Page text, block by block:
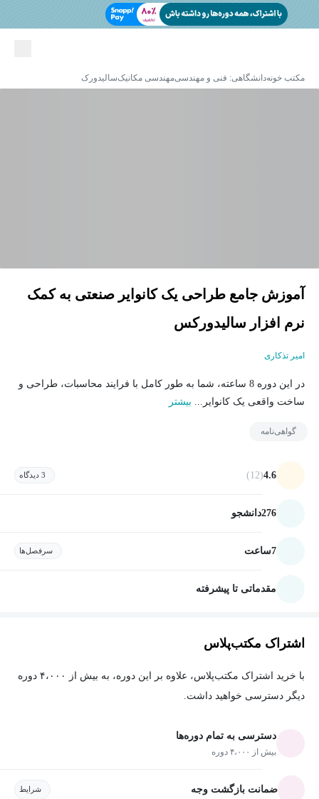
مکتب خونهدانشگاهی: فنی و مهندسیمهندسی مکانیکسالیدورک
آموزش جامع طراحی یک کانوایر صنعتی به کمک
نرم افزار سالیدورکس
امیر تذکاری
در این دوره 8 ساعته، شما به طور کامل با فرایند محاسبات، طراحی و
ساخت واقعی یک کانوایر... بیشتر
گواهی‌نامه
4.6
(12) 3 دیدگاه
276دانشجو
7ساعت سرفصل‌ها
مقدماتی تا پیشرفته
اشتراک مکتب‌پلاس
با خرید اشتراک مکتب‌پلاس، علاوه بر این دوره، به بیش از ۴،۰۰۰ دوره
دیگر دسترسی خواهید داشت.
دسترسی به تمام دوره‌ها
بیش از ۴،۰۰۰ دوره
ضمانت بازگشت وجه شرایط